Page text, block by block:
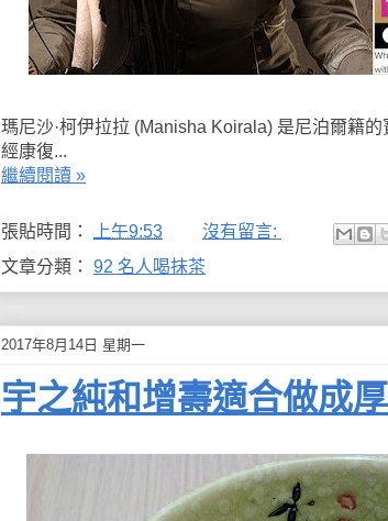
瑪尼沙·柯伊拉拉 (Manisha Koirala) 是尼泊爾籍
經康復...
繼續閱讀 »
張貼時間： 上午9:53
沒有留言:
文章分類： 92 名人喝抹茶
2017年8月14日 星期一
宇之純和增壽適合做成